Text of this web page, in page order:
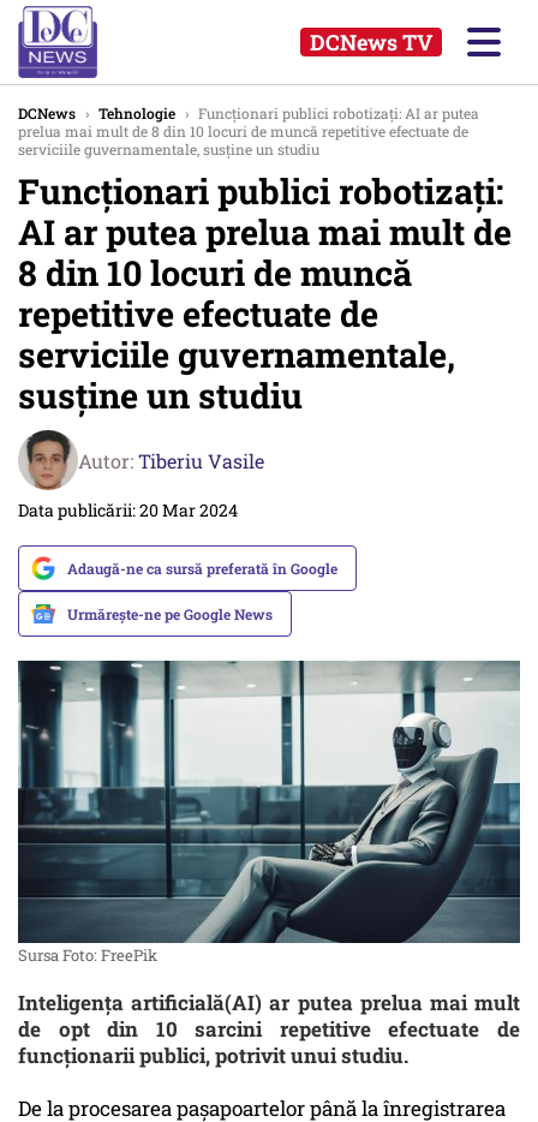
DCNews TV
DCNews › Tehnologie › Funcționari publici robotizați: AI ar putea
prelua mai mult de 8 din 10 locuri de muncă repetitive efectuate de
serviciile guvernamentale, susține un studiu
Funcționari publici robotizați:
AI ar putea prelua mai mult de
8 din 10 locuri de muncă
repetitive efectuate de
serviciile guvernamentale,
susține un studiu
Autor:Tiberiu Vasile
Data publicării: 20 Mar 2024
Adaugă-ne ca sursă preferată în Google
Urmărește-ne pe Google News
Sursa Foto: FreePik
Inteligența artificială(AI) ar putea prelua mai mult
de opt din 10 sarcini repetitive efectuate de
funcționarii publici, potrivit unui studiu.
De la procesarea pașapoartelor până la înregistrarea